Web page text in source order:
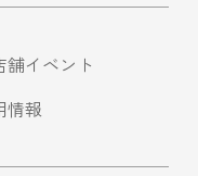
舗イベント
情報